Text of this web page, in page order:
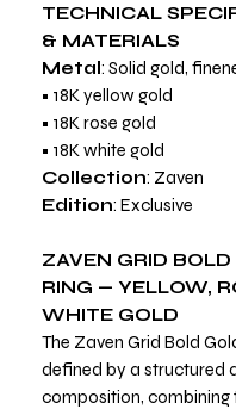
TECHNICAL
& MATERIALS
Metal: Solid gold,
• 18K yellow gold
• 18K rose gold
• 18K white gold
Collection: Zaven
Edition: Exclusive
ZAVEN GRID BOLD
RING — YELLOW,
WHITE GOLD
The Zaven Grid Bold
defined by a structured
composition, combining